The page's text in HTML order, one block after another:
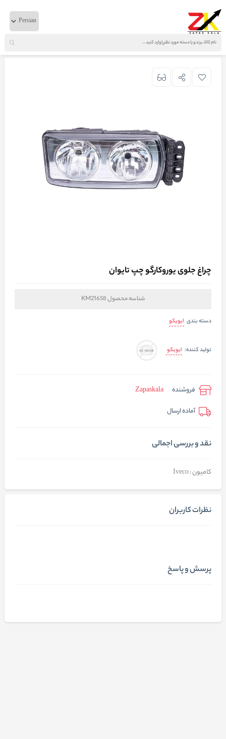
خانه لوازم بدنه ایویکو چراغ جلوی یوروکارگو چپ تایوان
چراغ جلوی یوروکارگو چپ تایوان
شناسه محصولKM21658
دسته بندی ایویکو
تولید کننده: ایویکو
فروشنده
Zapaskala
آماده ارسال
نقد و بررسی اجمالی
کامیون : Iveco
نظرات کاربران
پرسش و پاسخ